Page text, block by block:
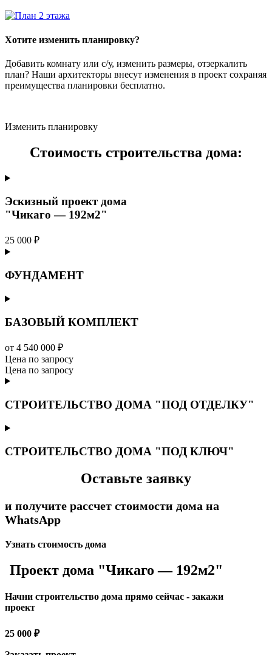
Хотите изменить планировку?
Добавить комнату или с/у, изменить размеры, отзеркалить
план? Наши архитекторы внесут изменения в проект сохраняя
преимущества планировки бесплатно.
Изменить планировку
Стоимость строительства дома:
Эскизный проект дома
"Чикаго — 192м2"
25 000 ₽
ФУНДАМЕНТ
БАЗОВЫЙ КОМПЛЕКТ
от 4 540 000 ₽
Цена по запросу
Цена по запросу
СТРОИТЕЛЬСТВО ДОМА "ПОД ОТДЕЛКУ"
СТРОИТЕЛЬСТВО ДОМА "ПОД КЛЮЧ"
Оставьте заявку
и получите рассчет стоимости дома на
WhatsApp
Узнать стоимость дома
Проект дома "Чикаго — 192м2"
Начни строительство дома прямо сейчас - закажи
проект
25 000 ₽